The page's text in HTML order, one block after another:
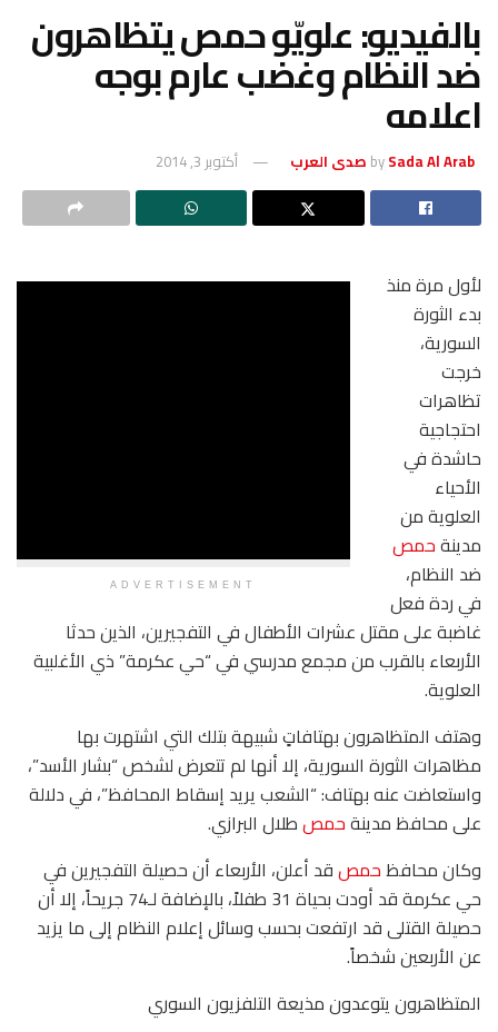
بالفيديو: علويّو حمص يتظاهرون
ضد النظام وغضب عارم بوجه
اعلامه
bySada Al Arab صدى العرب أكتوبر 3, 2014
ADVERTISEMENT
لأول مرة منذ
بدء الثورة
السورية،
خرجت
تظاهرات
احتجاجية
حاشدة في
الأحياء
العلوية من
مدينةحمص
ضد النظام،
في ردة فعل
غاضبة على مقتل عشرات الأطفال في التفجيرين، الذين حدثا
الأربعاء بالقرب من مجمع مدرسي في “حي عكرمة” ذي الأغلبية
العلوية.
وهتف المتظاهرون بهتافاتٍ شبيهة بتلك التي اشتهرت بها
مظاهرات الثورة السورية، إلا أنها لم تتعرض لشخص “بشار الأسد”،
واستعاضت عنه بهتاف: “الشعب يريد إسقاط المحافظ”، في دلالة
على محافظ مدينةحمصطلال البرازي.
وكان محافظحمصقد أعلن، الأربعاء أن حصيلة التفجيرين في
حي عكرمة قد أودت بحياة 31 طفلاً، بالإضافة لـ74 جريحاً، إلا أن
حصيلة القتلى قد ارتفعت بحسب وسائل إعلام النظام إلى ما يزيد
عن الأربعين شخصاً.
المتظاهرون يتوعدون مذيعة التلفزيون السوري